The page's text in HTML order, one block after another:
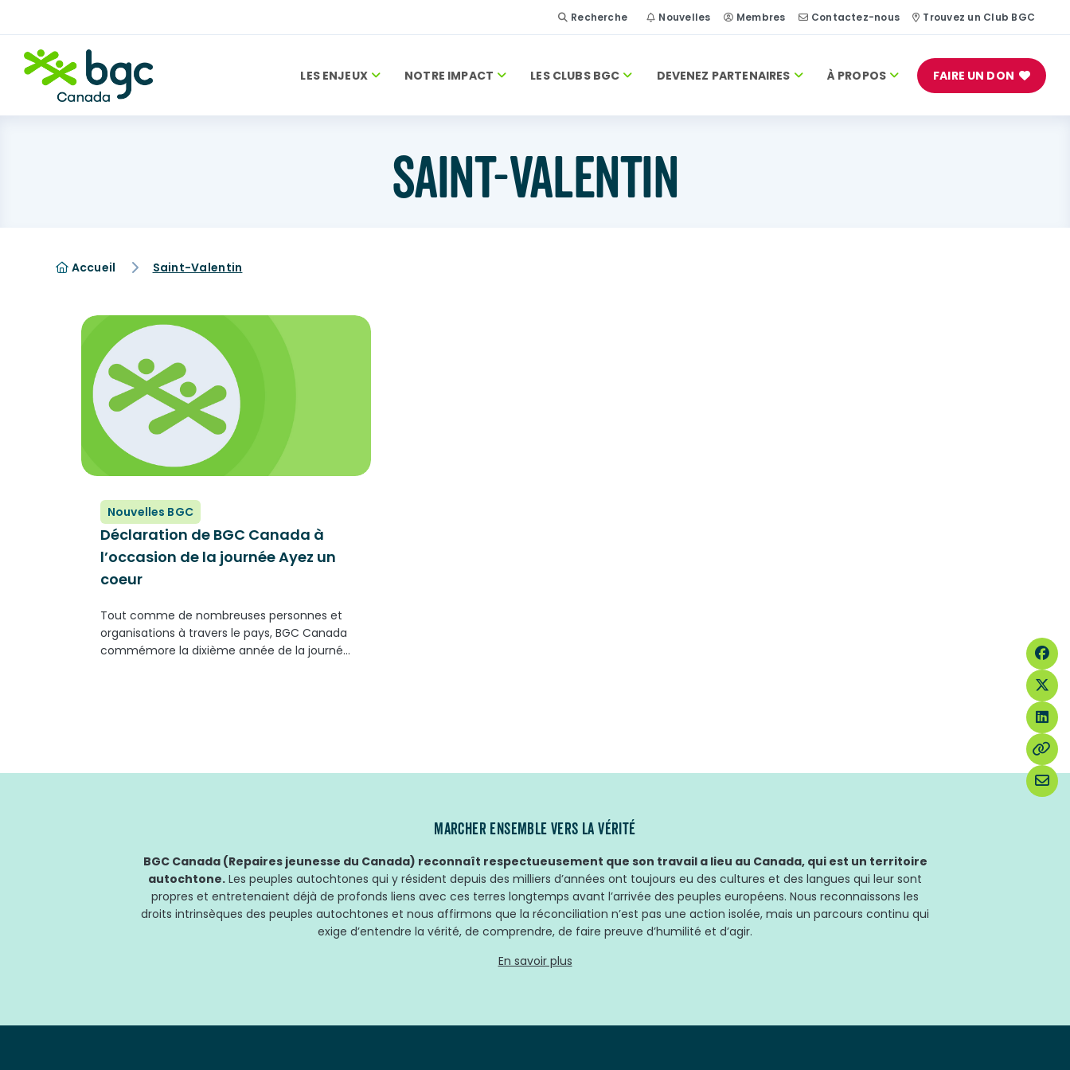
Recherche Nouvelles Membres Contactez-nous Trouvez un Club BGC
LES ENJEUX NOTRE IMPACT LES CLUBS BGC DEVENEZ PARTENAIRES À PROPOS FAIRE UN DON
SAINT-VALENTIN
Accueil Saint-Valentin
Nouvelles BGC
Déclaration de BGC Canada à
l’occasion de la journée Ayez un
coeur
Tout comme de nombreuses personnes et
organisations à travers le pays, BGC Canada
commémore la dixième année de la journée
MARCHER ENSEMBLE VERS LA VÉRITÉ
BGC Canada (Repaires jeunesse du Canada) reconnaît respectueusement que son travail a lieu au Canada, qui est un territoire
autochtone. Les peuples autochtones qui y résident depuis des milliers d’années ont toujours eu des cultures et des langues qui leur sont
propres et entretenaient déjà de profonds liens avec ces terres longtemps avant l’arrivée des peuples européens. Nous reconnaissons les
droits intrinsèques des peuples autochtones et nous affirmons que la réconciliation n’est pas une action isolée, mais un parcours continu qui
exige d’entendre la vérité, de comprendre, de faire preuve d’humilité et d’agir.
En savoir plus